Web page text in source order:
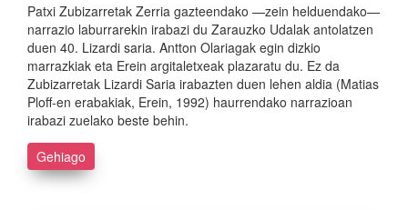
Patxi Zubizarretak Zerria gazteendako —zein helduendako—
narrazio laburrarekin irabazi du Zarauzko Udalak antolatzen
duen 40. Lizardi saria. Antton Olariagak egin dizkio
marrazkiak eta Erein argitaletxeak plazaratu du. Ez da
Zubizarretak Lizardi Saria irabazten duen lehen aldia (Matias
Ploff-en erabakiak, Erein, 1992) haurrendako narrazioan
irabazi zuelako beste behin.
Gehiago